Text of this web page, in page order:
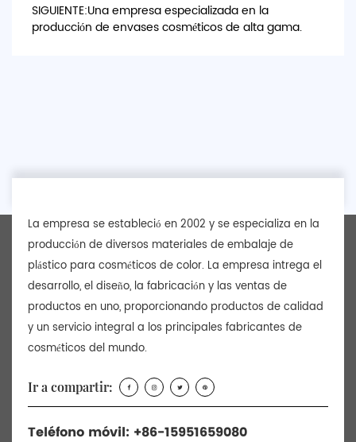
SIGUIENTE:Una empresa especializada en la
producción de envases cosméticos de alta gama.
La empresa se estableció en 2002 y se especializa en la
producción de diversos materiales de embalaje de
plástico para cosméticos de color. La empresa intrega el
desarrollo, el diseño, la fabricación y las ventas de
productos en uno, proporcionando productos de calidad
y un servicio integral a los principales fabricantes de
cosméticos del mundo.
Ir a compartir:
Teléfono móvil: +86-15951659080